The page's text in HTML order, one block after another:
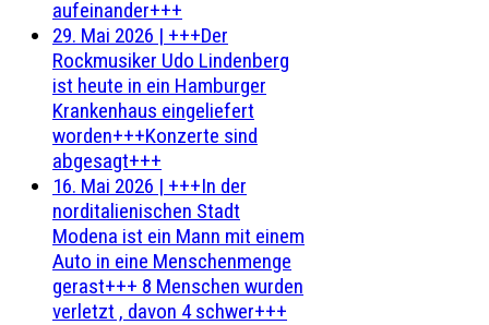
aufeinander+++
29. Mai 2026 | +++Der
Rockmusiker Udo Lindenberg
ist heute in ein Hamburger
Krankenhaus eingeliefert
worden+++Konzerte sind
abgesagt+++
16. Mai 2026 | +++In der
norditalienischen Stadt
Modena ist ein Mann mit einem
Auto in eine Menschenmenge
gerast+++ 8 Menschen wurden
verletzt , davon 4 schwer+++